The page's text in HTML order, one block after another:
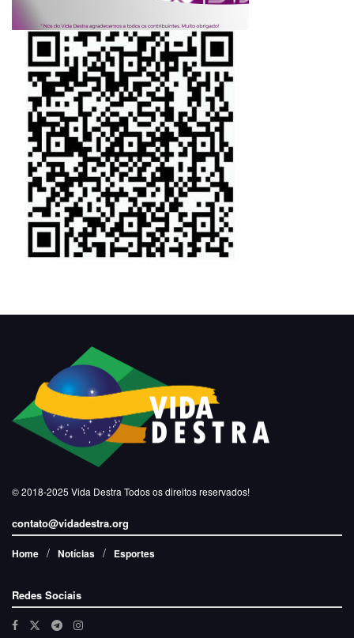
© 2018-2025 Vida Destra Todos os direitos reservados!
contato@vidadestra.org
Home Notícias Esportes
Redes Sociais